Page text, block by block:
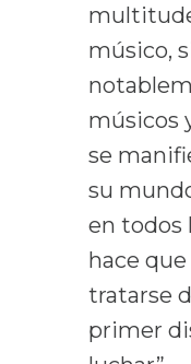
músico,
músicos
se
su
en todos
hace
tratarse
primer